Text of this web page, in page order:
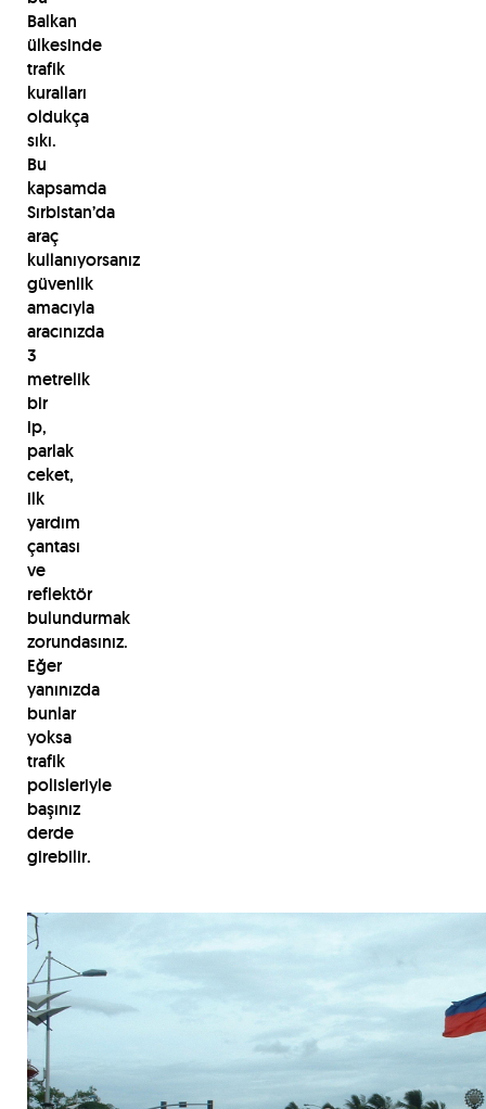
Balkan
ülkesinde
trafik
kuralları
oldukça
sıkı.
Bu
kapsamda
Sırbistan’da
araç
kullanıyorsanız
güvenlik
amacıyla
aracınızda
3
metrelik
bir
ip,
parlak
ceket,
ilk
yardım
çantası
ve
reflektör
bulundurmak
zorundasınız.
Eğer
yanınızda
bunlar
yoksa
trafik
polisleriyle
başınız
derde
girebilir.